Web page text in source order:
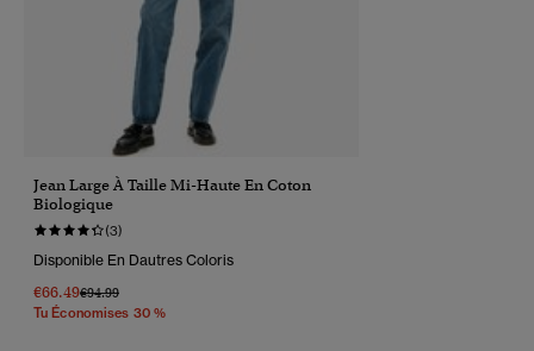
Jean Large À Taille Mi-Haute En Coton
Biologique
(3)
Disponible En Dautres Coloris
€66.49Prix Réduit De
€94.99À
Tu Économises 30 %